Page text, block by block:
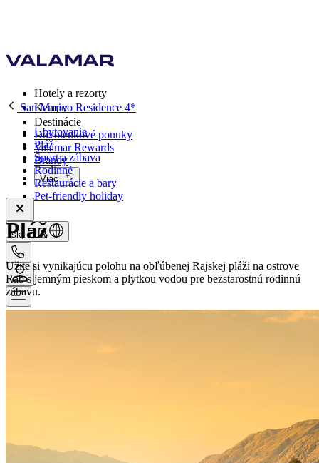
Hotely a rezorty
Kempy
Destinácie
Dovolenkové ponuky
Valamar Rewards
Brandy
Viac
sk, EUR
San Marino Residence 4*
Ubytovanie
Pláž
Šport a zábava
Rodinné
Reštaurácie a bary
Pet-friendly holiday
Pláž
Užite si vynikajúcu polohu na obľúbenej Rajskej pláži na ostrove
Rab s jemným pieskom a plytkou vodou pre bezstarostnú rodinnú
zábavu.